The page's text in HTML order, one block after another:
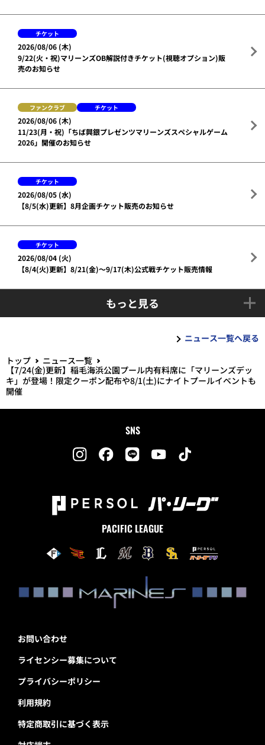
チケット
2026/08/06 (木)
9/22(火・祝)マリーンズOB解説付きチケット(視聴オプション)販
売のお知らせ
ファンクラブ チケット
2026/08/06 (木)
11/23(月・祝)「ちば興銀プレゼンツマリーンズスペシャルゲーム
2026」開催のお知らせ
チケット
2026/08/05 (水)
【8/5(水)更新】8月企画チケット販売のお知らせ
チケット
2026/08/04 (火)
【8/4(火)更新】8/21(金)～9/17(木)公式戦チケット販売情報
もっと見る
ニュース一覧へ戻る
トップ
ニュース一覧
【7/24(金)更新】稲毛海浜公園プール内有料席に「マリーンズデッ
キ」が登場！限定クーポン配布や8/1(土)にナイトプールイベントも
開催
SNS
PACIFIC LEAGUE
お問い合わせ
ライセンシー募集について
プライバシーポリシー
利用規約
特定商取引に基づく表示